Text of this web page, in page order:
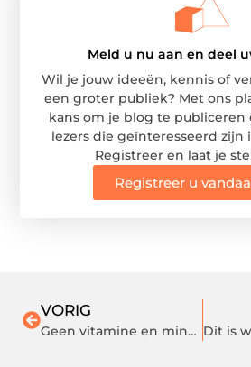
Meld u nu aan en deel
Wil je jouw ideeën, kennis of
een groter publiek? Met ons
kans om je blog te
lezers die geïnteresseerd zijn
Registreer en laat je
Registreer u
VORIG
Geen vitamine en mineralen te kort meer aan de hand van dit product